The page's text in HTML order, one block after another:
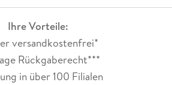
Ihre Vorteile:
versandkostenfrei*
Rückgaberecht***
in über 100 Filialen